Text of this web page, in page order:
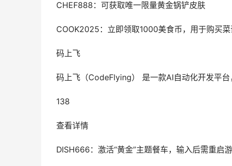
CHEF888：可获取唯一限量黄金锅铲皮肤
COOK2025：立即领取1000美食币，用于购买
码上飞
码上飞（CodeFlying） 是一款AI自动化开发平台
138
查看详情
DISH666：激活“黄金”主题餐车，输入后需重启